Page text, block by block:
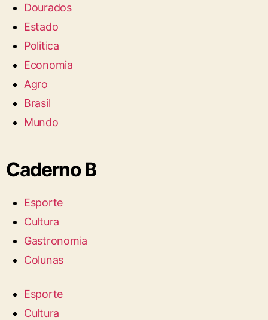
Dourados
Estado
Politica
Economia
Agro
Brasil
Mundo
Caderno B
Esporte
Cultura
Gastronomia
Colunas
Esporte
Cultura